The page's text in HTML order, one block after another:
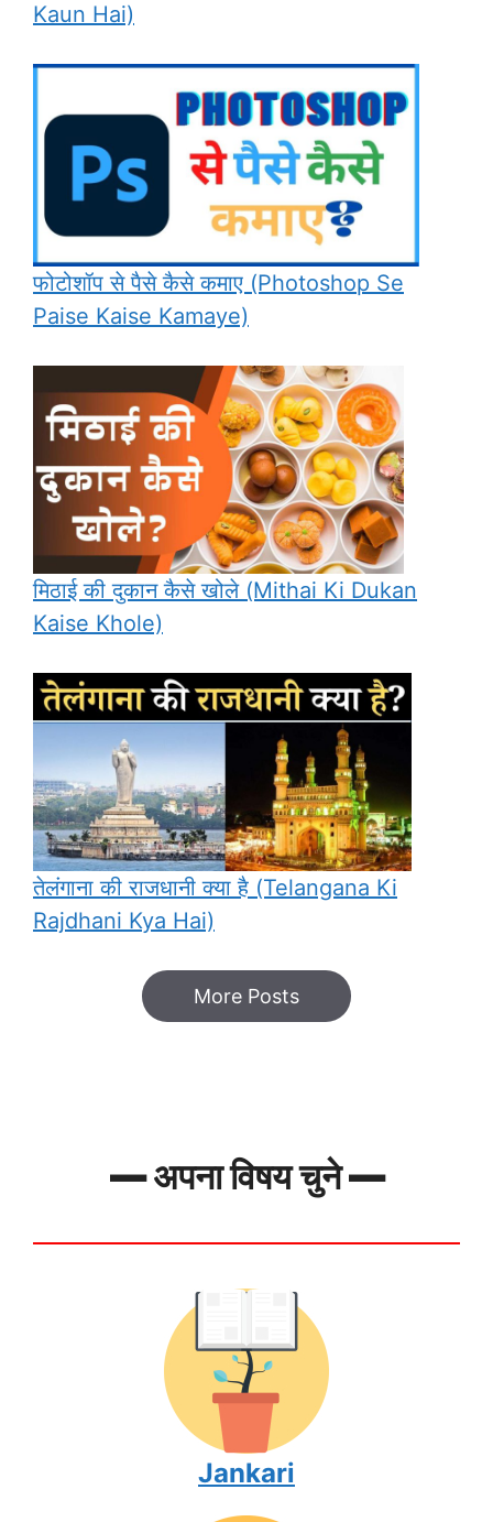
Kaun Hai)
फोटोशॉप से ​​पैसे कैसे कमाए (Photoshop Se
Paise Kaise Kamaye)
मिठाई की दुकान कैसे खोले (Mithai Ki Dukan
Kaise Khole)
तेलंगाना की राजधानी क्या है (Telangana Ki
Rajdhani Kya Hai)
More Posts
━ अपना विषय चुने ━
Jankari